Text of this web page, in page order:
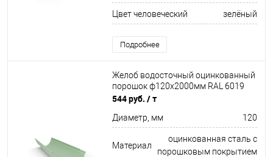
Цвет человеческий зелёный
Подробнее
Желоб водосточный оцинкованный
порошок ф120х2000мм RAL 6019
544 руб. / т
Диаметр, мм 120
Материал
оцинкованная сталь с
порошковым покрытием